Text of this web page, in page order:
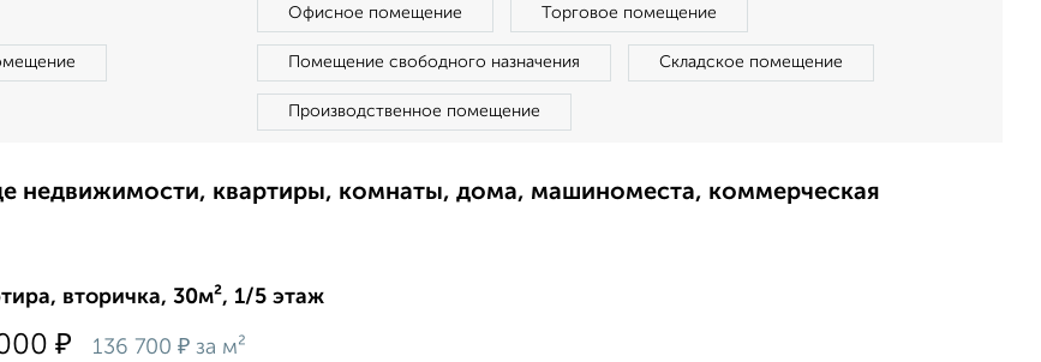
Офисное помещение Торговое помещение
Помещение свободного назначения Складское помещение
Производственное помещение
недвижимости, квартиры, комнаты, дома, машиноместа, коммерческая
вторичка, 30м², 1/5 этаж
₽ 136 700 ₽ за м²